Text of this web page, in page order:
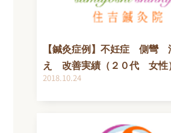
【鍼灸症例】不妊症 側
え 改善実績（２０代 女性
2018.10.24